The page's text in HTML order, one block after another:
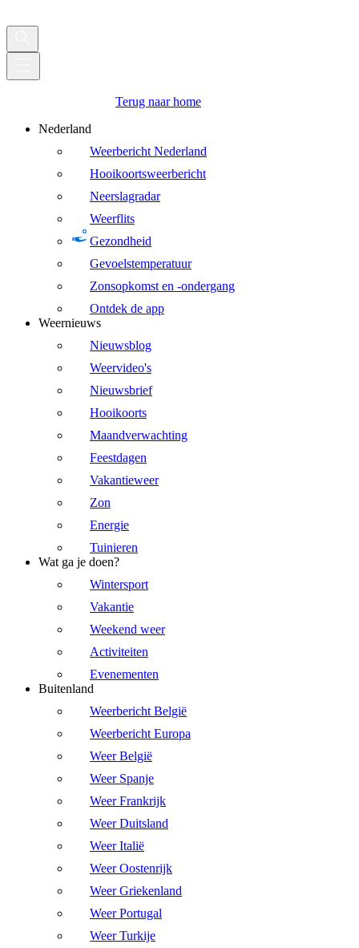
Terug naar home
Nederland
Weerbericht Nederland
Hooikoortsweerbericht
Neerslagradar
Weerflits
Gezondheid
Gevoelstemperatuur
Zonsopkomst en -ondergang
Ontdek de app
Weernieuws
Nieuwsblog
Weervideo's
Nieuwsbrief
Hooikoorts
Maandverwachting
Feestdagen
Vakantieweer
Zon
Energie
Tuinieren
Wat ga je doen?
Wintersport
Vakantie
Weekend weer
Activiteiten
Evenementen
Buitenland
Weerbericht België
Weerbericht Europa
Weer België
Weer Spanje
Weer Frankrijk
Weer Duitsland
Weer Italië
Weer Oostenrijk
Weer Griekenland
Weer Portugal
Weer Turkije